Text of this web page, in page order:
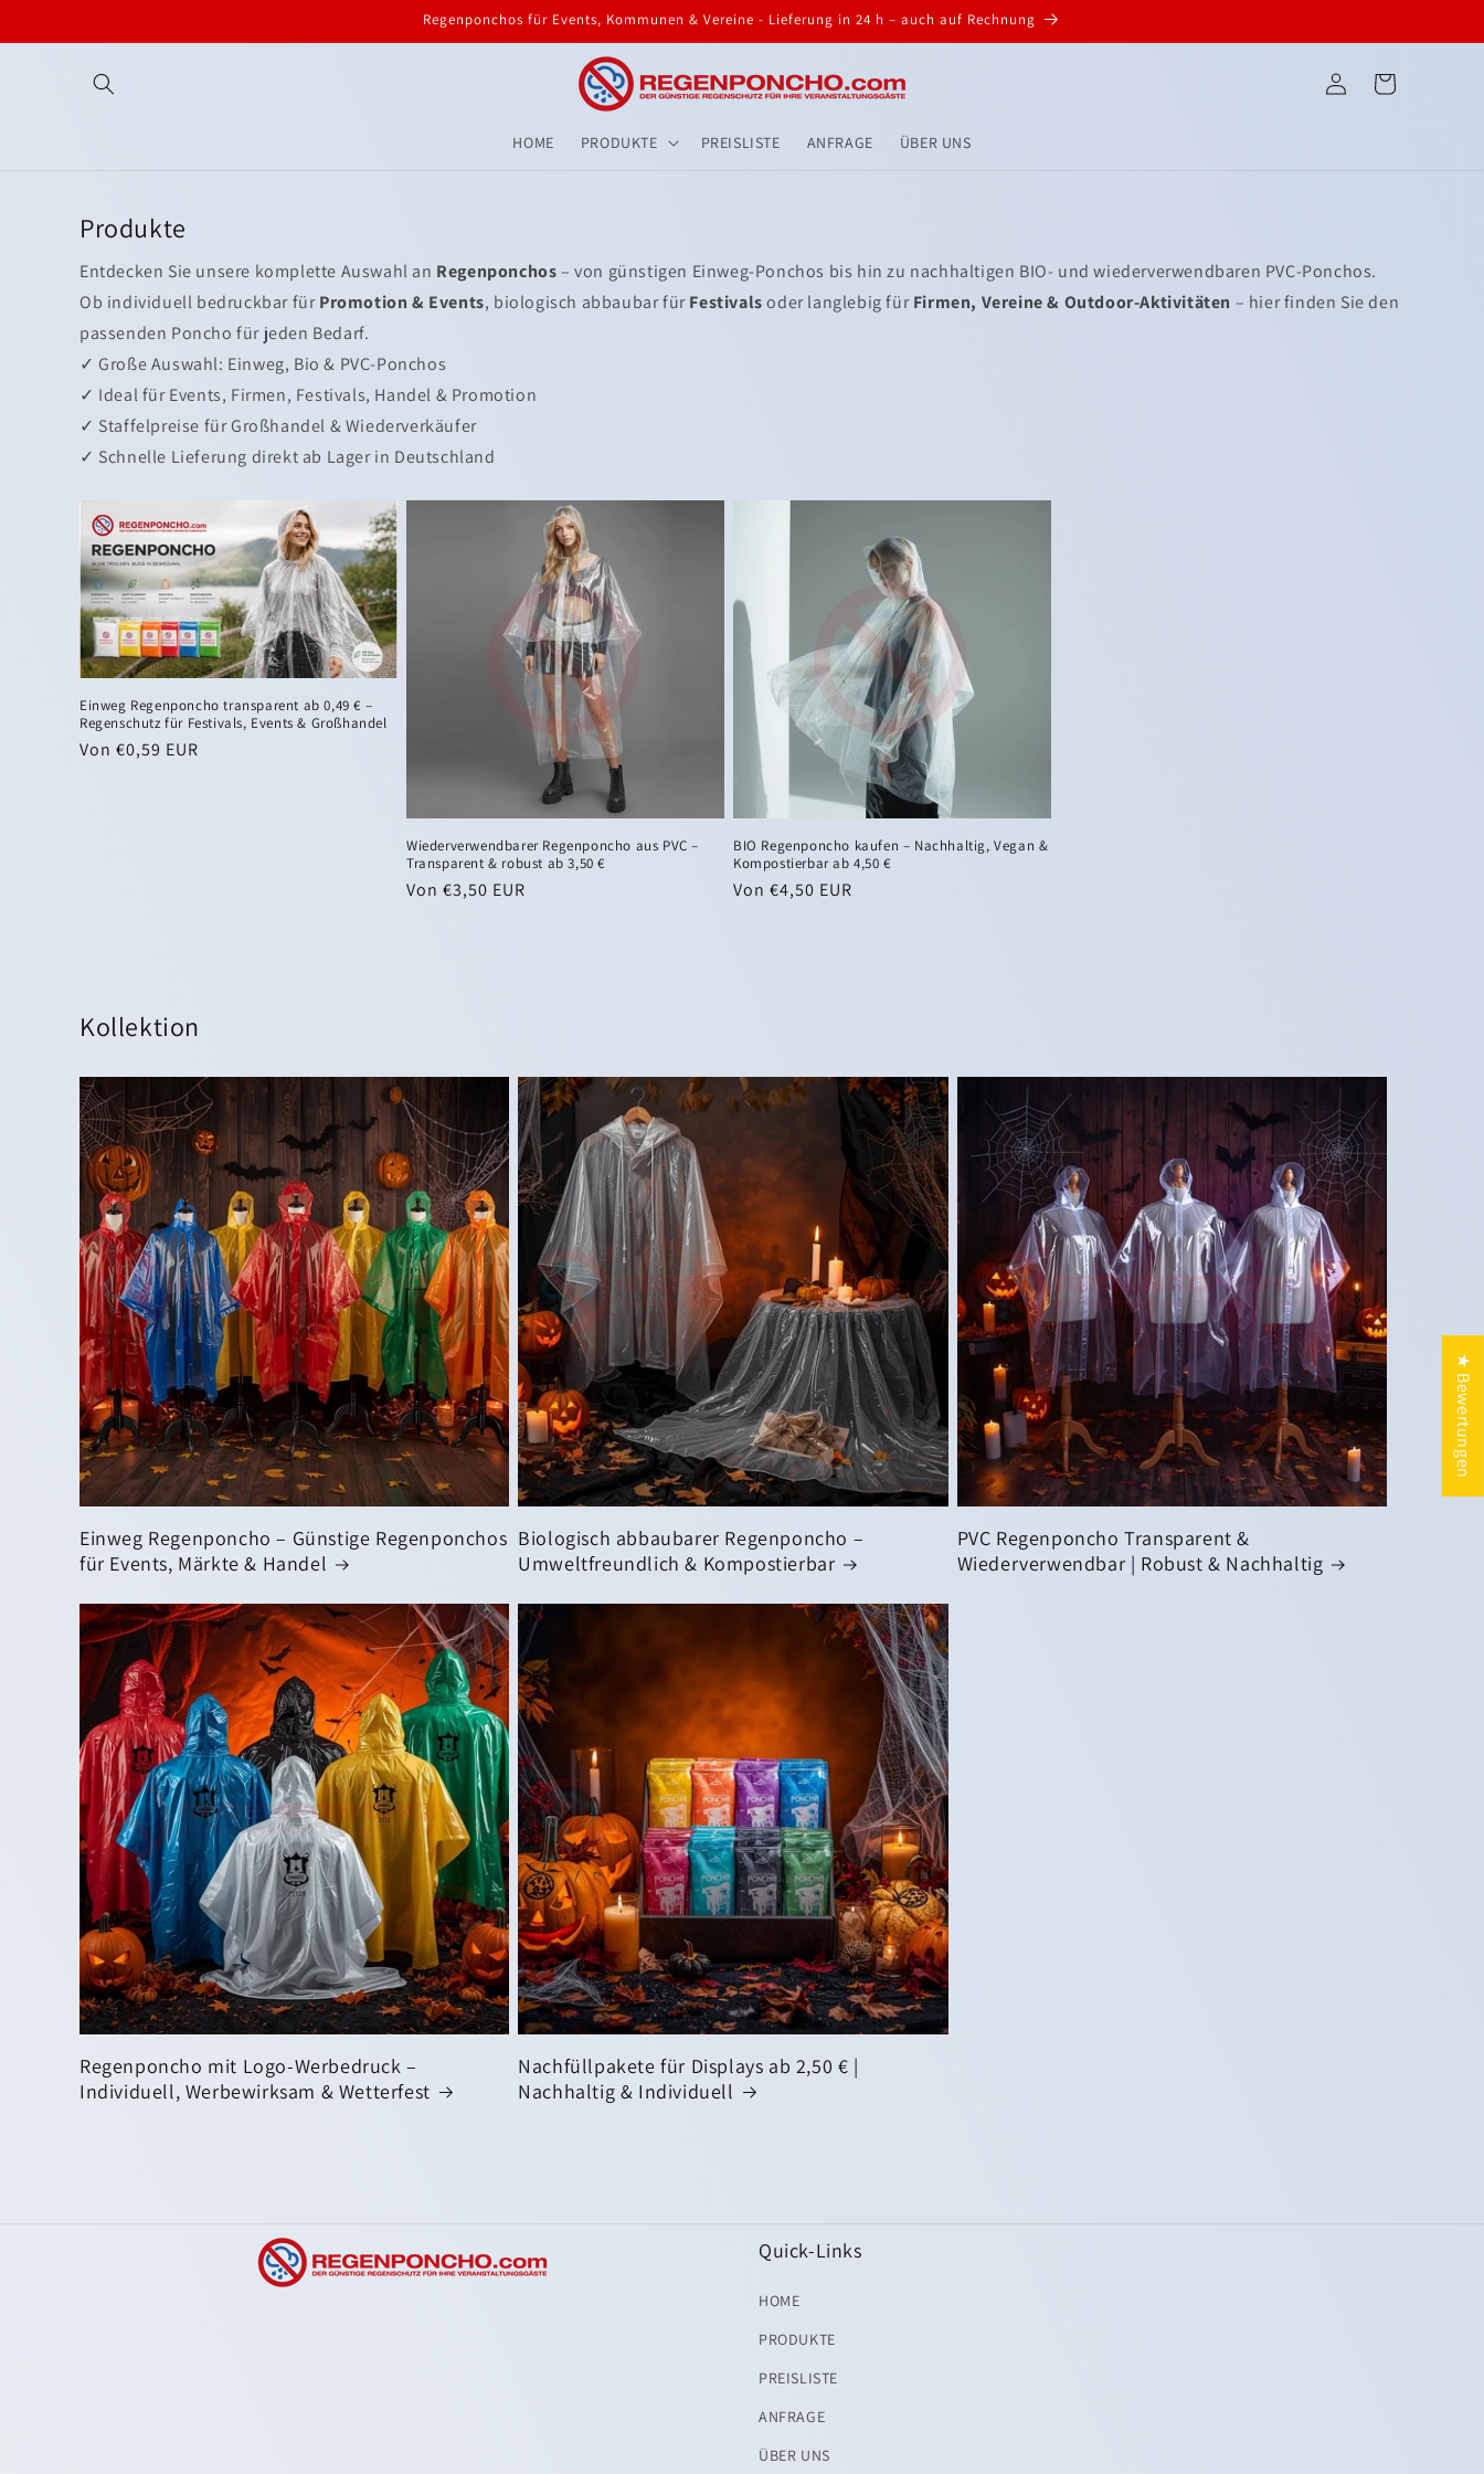
Inhalt
Regenponchos für Events, Kommunen & Vereine - Lieferung in 24 h – auch auf Rechnung
HOME PRODUKTE PREISLISTE ANFRAGE ÜBER UNS
EinloggenWarenkorb
Produkte
Entdecken Sie unsere komplette Auswahl an Regenponchos– von günstigen Einweg-Ponchos bis hin zu nachhaltigen BIO- und wiederverwendbaren PVC-Ponchos.
Ob individuell bedruckbar fürPromotion & Events, biologisch abbaubar fürFestivalsoder langlebig fürFirmen, Vereine & Outdoor-Aktivitäten – hier finden Sie den
passenden Poncho für jeden Bedarf.
✓ Große Auswahl: Einweg, Bio & PVC-Ponchos
✓ Ideal für Events, Firmen, Festivals, Handel & Promotion
✓ Staffelpreise für Großhandel & Wiederverkäufer
✓ Schnelle Lieferung direkt ab Lager in Deutschland
Einweg Regenponcho transparent ab 0,49 € –
Regenschutz für Festivals, Events & Großhandel
Normaler
Von €0,59 EUR
Wiederverwendbarer Regenponcho aus PVC –
Transparent & robust ab 3,50 €
Normaler
Von €3,50 EUR
BIO Regenponcho kaufen – Nachhaltig, Vegan &
Kompostierbar ab 4,50 €
Normaler
Von €4,50 EUR
Kollektion
Einweg Regenponcho – Günstige Regenponchos
für Events, Märkte & Handel
Biologisch abbaubarer Regenponcho –
Umweltfreundlich & Kompostierbar
PVC Regenponcho Transparent &
Wiederverwendbar | Robust & Nachhaltig
Regenponcho mit Logo-Werbedruck –
Individuell, Werbewirksam & Wetterfest
Nachfüllpakete für Displays ab 2,50 € |
Nachhaltig & Individuell
Quick-Links
HOME
PRODUKTE
PREISLISTE
ANFRAGE
ÜBER UNS
★ Bewertungen